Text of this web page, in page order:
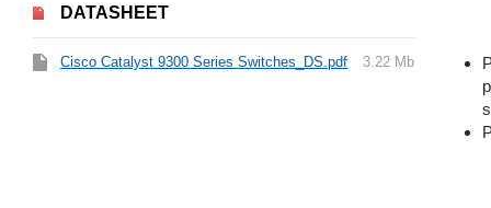
DATASHEET
Cisco Catalyst 9300 Series Switches_DS.pdf 3.22 Mb